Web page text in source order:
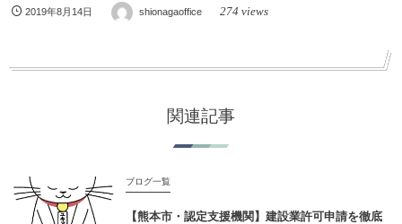
2019年8月14日 shionagaoffice 274 views
関連記事
ブログ一覧
【熊本市・認定支援機関】建設業許可申請を徹底